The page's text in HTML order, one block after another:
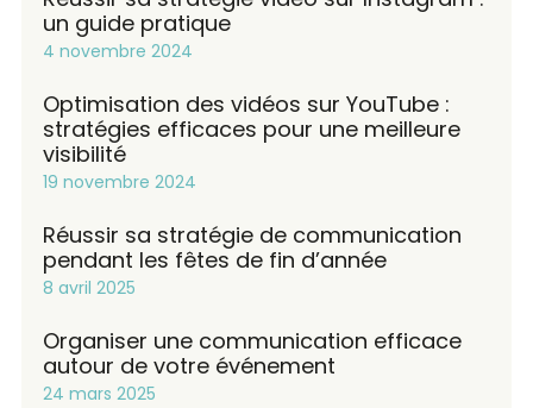
un guide pratique
4 novembre 2024
Optimisation des vidéos sur YouTube :
stratégies efficaces pour une meilleure
visibilité
19 novembre 2024
Réussir sa stratégie de communication
pendant les fêtes de fin d’année
8 avril 2025
Organiser une communication efficace
autour de votre événement
24 mars 2025